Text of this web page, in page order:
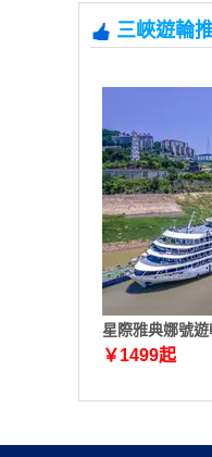
三峽遊輪
星際雅典娜號遊
￥1499起